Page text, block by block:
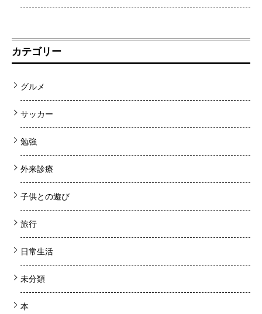
カテゴリー
グルメ
サッカー
勉強
外来診療
子供との遊び
旅行
日常生活
未分類
本